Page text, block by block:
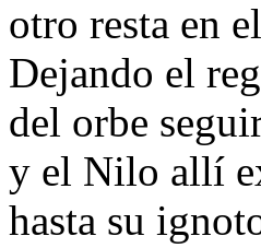
otro resta en
Dejando el
del orbe
y el Nilo allí
hasta su